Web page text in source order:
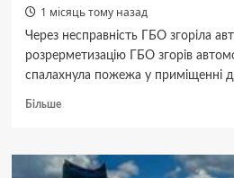
1 місяць тому назад
Через несправність ГБО згоріла
розрерметизацію ГБО згорів
спалахнула пожежа у приміщенні
БільшеДокладніше
Вінниці
згоріла